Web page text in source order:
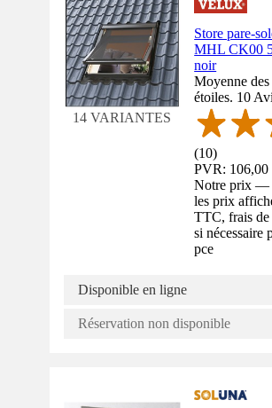
14 VARIANTES
Store pare-
MHL CK00
noir
Moyenne
étoiles. 10
(10)
PVR: 106,00
Notre prix —
les prix
TTC, frais de
si nécessaire
pce
Disponible en ligne
Réservation non disponible